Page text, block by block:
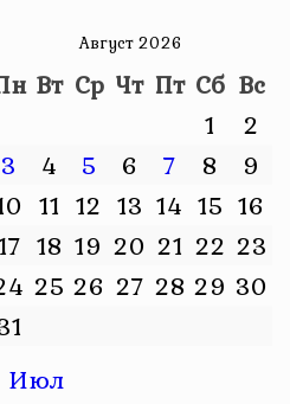
Август 2026
Вт Ср Чт Пт Сб Вс
1
2
3
4 5 6 7 8
9
11 12 13 14 15 16
18 19 20 21 22 23
25 26 27 28 29 30
Июл